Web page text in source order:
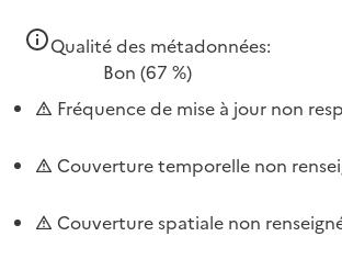
Qualité des métadonnées:
Bon (67 %)
Fréquence de mise à jour non
Couverture temporelle non
Couverture spatiale non